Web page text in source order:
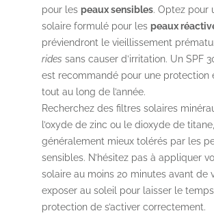
pour les peaux sensibles. Optez pour
solaire formulé pour les peaux
préviendront le vieillissement
rides sans causer d’irritation. Un SPF
est recommandé pour une protection
tout au long de l’année.
Recherchez des filtres solaires
l’oxyde de zinc ou le dioxyde de
généralement mieux tolérés par les
sensibles. N’hésitez pas à appliquer
solaire au moins 20 minutes avant de
exposer au soleil pour laisser le
protection de s’activer correctement.